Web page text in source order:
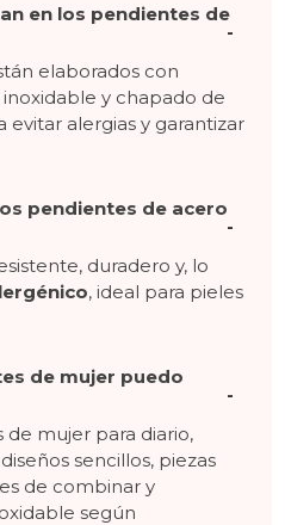
en los pendientes de
elaborados con
y chapado de
evitar alergias y garantizar
pendientes de acero
duradero y, lo
, ideal para pieles
de mujer puedo
mujer para diario,
sencillos, piezas
de combinar y
según